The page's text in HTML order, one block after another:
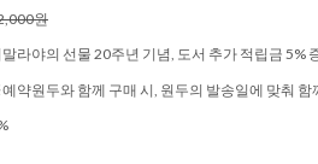
원
라야의 선물 20주년 기념, 도서 추가 적립금 5%
약원두와 함께 구매 시, 원두의 발송일에 맞춰 함